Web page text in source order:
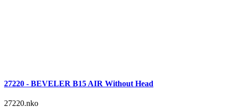
27220 - BEVELER B15 AIR Without Head
27220.nko